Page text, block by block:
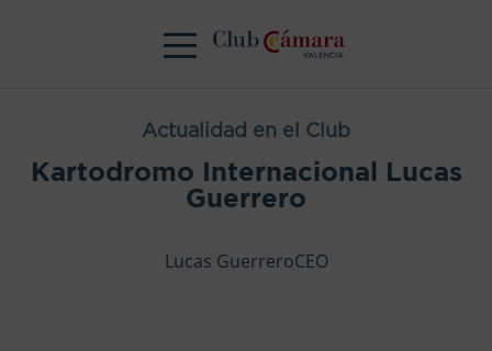
Actualidad en el Club
Kartodromo Internacional Lucas
Guerrero
Lucas GuerreroCEO